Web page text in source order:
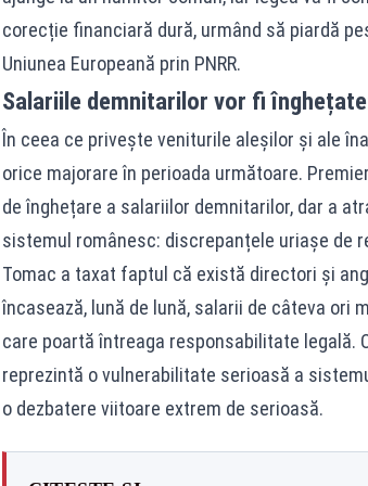
corecție financiară dură, urmând să piardă
Uniunea Europeană prin PNRR.
Salariile demnitarilor vor fi
În ceea ce privește veniturile aleșilor și ale
orice majorare în perioada următoare.
de înghețare a salariilor demnitarilor, dar a
sistemul românesc: discrepanțele uriașe de
Tomac a taxat faptul că există directori și
încasează, lună de lună, salarii de câteva ori
care poartă întreaga responsabilitate legală.
reprezintă o vulnerabilitate serioasă a
o dezbatere viitoare extrem de serioasă.